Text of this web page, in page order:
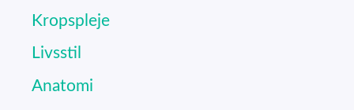
Kropspleje
Livsstil
Anatomi